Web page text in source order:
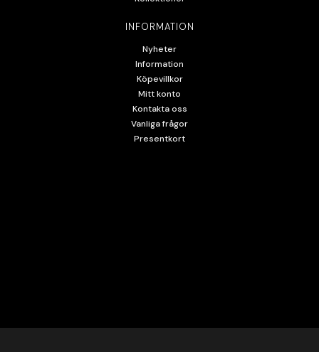
INFORMATION
Nyheter
Information
Köpevillkor
Mitt konto
Kontakta oss
Vanliga frågor
Presentkort